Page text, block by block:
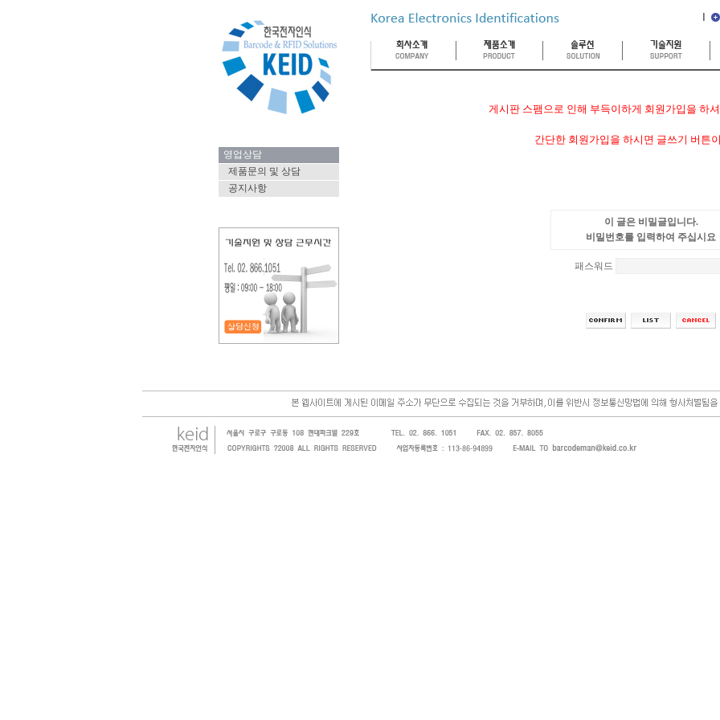
영업상담
제품문의 및 상담
공지사항
게시판 스팸으로 인해 부득이하게 회원가입을 하
간단한 회원가입을 하시면 글쓰기 버튼
이 글은 비밀글입니다.
비밀번호를 입력하여 주십시요
패스워드